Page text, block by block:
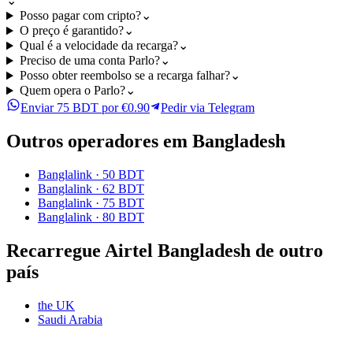
Posso pagar com cripto?⌄
O preço é garantido?⌄
Qual é a velocidade da recarga?⌄
Preciso de uma conta Parlo?⌄
Posso obter reembolso se a recarga falhar?⌄
Quem opera o Parlo?⌄
Enviar 75 BDT por €0.90
Pedir via Telegram
Outros operadores em Bangladesh
Banglalink · 50 BDT
Banglalink · 62 BDT
Banglalink · 75 BDT
Banglalink · 80 BDT
Recarregue Airtel Bangladesh de outro
país
the UK
Saudi Arabia